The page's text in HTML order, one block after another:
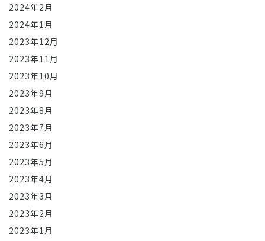
2024年2月
2024年1月
2023年12月
2023年11月
2023年10月
2023年9月
2023年8月
2023年7月
2023年6月
2023年5月
2023年4月
2023年3月
2023年2月
2023年1月